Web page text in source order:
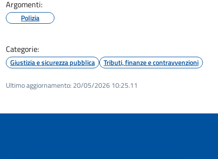
Argomenti:
Polizia
Categorie:
Giustizia e sicurezza pubblica Tributi, finanze e contravvenzioni
Ultimo aggiornamento: 20/05/2026 10:25.11